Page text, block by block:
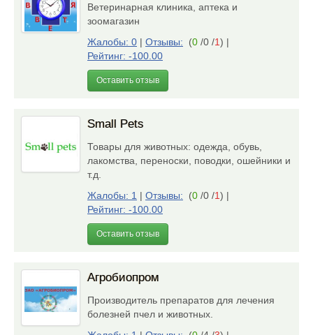
Ветеринарная клиника, аптека и
зоомагазин
Жалобы: 0 | Отзывы: (0 /0 /1) |
Рейтинг: -100.00
Оставить отзыв
Small Pets
Товары для животных: одежда, обувь,
лакомства, переноски, поводки, ошейники и
т.д.
Жалобы: 1 | Отзывы: (0 /0 /1) |
Рейтинг: -100.00
Оставить отзыв
Агробиопром
Производитель препаратов для лечения
болезней пчел и животных.